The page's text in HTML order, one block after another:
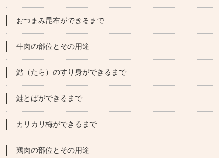
おつまみ昆布ができるまで
牛肉の部位とその用途
鱈（たら）のすり身ができるまで
鮭とばができるまで
カリカリ梅ができるまで
鶏肉の部位とその用途